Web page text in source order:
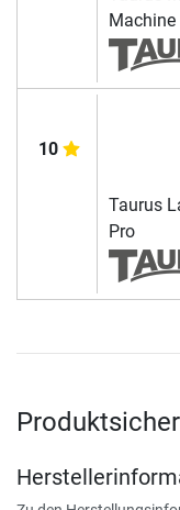
Machine
10
Taurus
Pro